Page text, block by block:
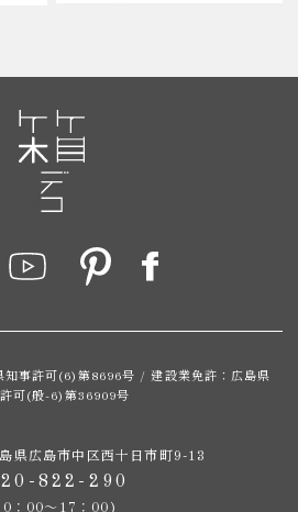
知事許可(6)第8696号 / 建設業免許：広島県
可(般-6)第36909号
県広島市中区西十日市町9-13
822-290
：00～17：00)